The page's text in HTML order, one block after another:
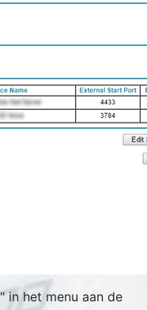
" in het menu aan de